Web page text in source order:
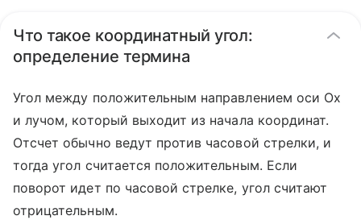
Что такое координатный угол:
определение термина
Угол между положительным направлением оси Ox
и лучом, который выходит из начала координат.
Отсчет обычно ведут против часовой стрелки, и
тогда угол считается положительным. Если
поворот идет по часовой стрелке, угол считают
отрицательным.